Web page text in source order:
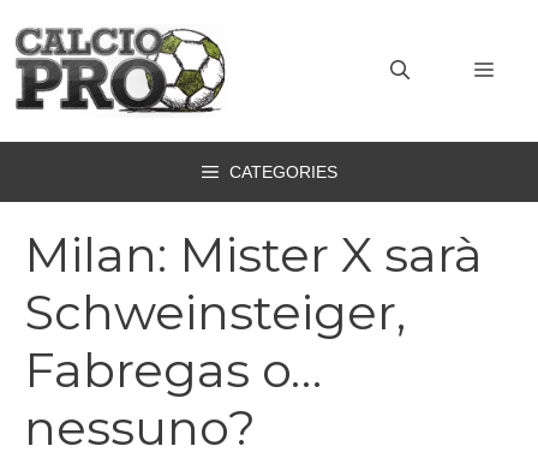
contenuto
CATEGORIES
Milan: Mister X sarà
Schweinsteiger,
Fabregas o…
nessuno?